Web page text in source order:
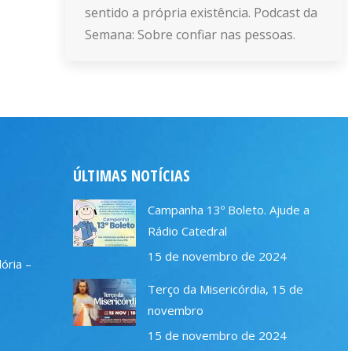
sentido a própria existência. Podcast da
Semana: Sobre confiar nas pessoas.
–
ÚLTIMAS NOTÍCIAS
Campanha 13º Boleto. Ajude a
Rádio Catedral
15 de novembro de 2024
Terço da Misericórdia, 15 de
novembro
15 de novembro de 2024